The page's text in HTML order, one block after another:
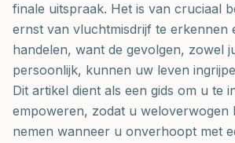
finale uitspraak. Het is van cruciaal
ernst van vluchtmisdrijf te erkennen
handelen, want de gevolgen, zowel
persoonlijk, kunnen uw leven
Dit artikel dient als een gids om u te
empoweren, zodat u weloverwogen
nemen wanneer u onverhoopt met